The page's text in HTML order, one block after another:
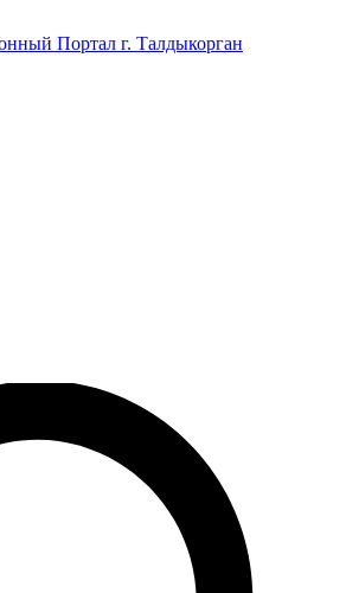
Портал г. Талдыкорган